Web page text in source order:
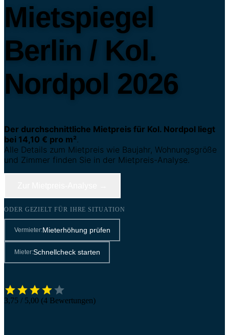
Mietspiegel
Berlin / Kol.
Nordpol 2026
Der durchschnittliche Mietpreis für Kol. Nordpol liegt
bei 14,10 € pro m².
Alle Details zum Mietpreis wie Baujahr, Wohnungsgröße
und Zimmer finden Sie in der Mietpreis-Analyse.
ODER GEZIELT FÜR IHRE SITUATION
Vermieter:Mieterhöhung prüfen
Mieter:Schnellcheck starten
3,75 / 5,00 (4 Bewertungen)